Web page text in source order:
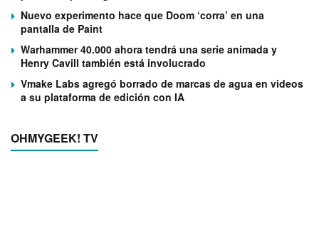
Nuevo experimento hace que Doom ‘corra’ en una
pantalla de Paint
Warhammer 40.000 ahora tendrá una serie animada y
Henry Cavill también está involucrado
Vmake Labs agregó borrado de marcas de agua en videos
a su plataforma de edición con IA
OHMYGEEK! TV